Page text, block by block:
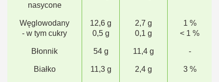
nasycone
Węglowodany
- w tym cukry
12,6 g
0,5 g
2,7 g
0,1 g
1 %
< 1 %
Błonnik 54 g 11,4 g -
Białko 11,3 g 2,4 g 3 %